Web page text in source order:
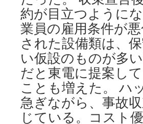
約が目立つように
業員の雇用条件が
された設備類は、
い仮設のものが多
だと東電に提案し
ことも増えた。 ハ
急ぎながら、事故
じている。コスト